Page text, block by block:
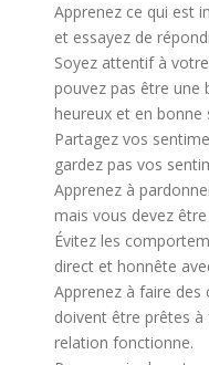
Apprenez ce qui est
et essayez de
Soyez attentif à
pouvez pas être une
heureux et en bonne
Partagez vos
gardez pas vos
Apprenez à
mais vous devez
Évitez les
direct et honnête
Apprenez à faire des
doivent être prêtes
relation fonctionne.